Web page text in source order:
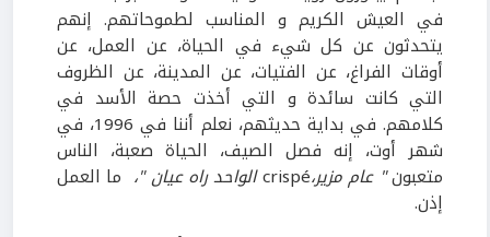
في العيش الكريم و المناسب لطموحاتهم. إنهم
يتحدثون عن كل شيء في الحياة، عن العمل، عن
أوقات الفراغ، عن الفتيات، عن المدينة، عن الظروف
التي كانت سائدة و التي أخذت حصة الأسد في
كلامهم. في بداية حديثهم، نعلم أننا في 1996، في
شهر أوت، إنه فصل الصيف، الحياة صعبة، الناس
متعبون" عام مزير،crispéالواحد راه عيان "، ما العمل
إذن.